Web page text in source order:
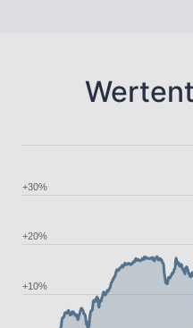
+10%
+20%
+30%